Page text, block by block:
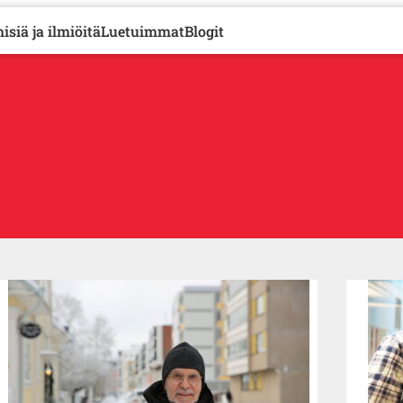
ja ilmiöitäLuetuimmatBlogit